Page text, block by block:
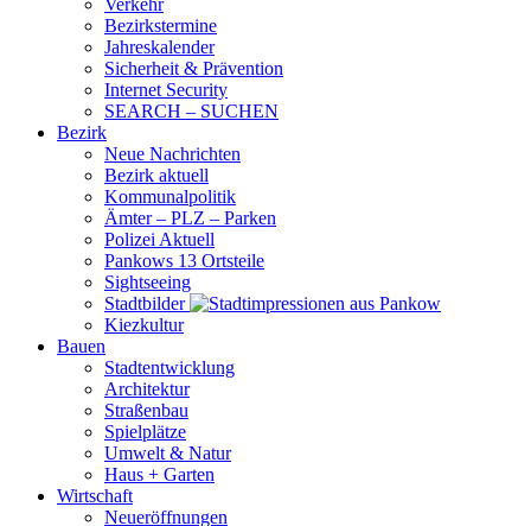
Verkehr
Bezirkstermine
Jahreskalender
Sicherheit & Prävention
Internet Security
SEARCH – SUCHEN
Bezirk
Neue Nachrichten
Bezirk aktuell
Kommunalpolitik
Ämter – PLZ – Parken
Polizei Aktuell
Pankows 13 Ortsteile
Sightseeing
Stadtbilder
Kiezkultur
Bauen
Stadtentwicklung
Architektur
Straßenbau
Spielplätze
Umwelt & Natur
Haus + Garten
Wirtschaft
Neueröffnungen